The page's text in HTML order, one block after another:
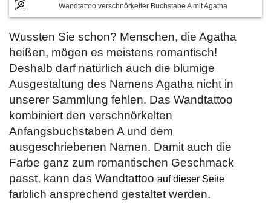
Wandtattoo verschnörkelter Buchstabe A mit Agatha
Wussten Sie schon? Menschen, die Agatha
heißen, mögen es meistens romantisch!
Deshalb darf natürlich auch die blumige
Ausgestaltung des Namens Agatha nicht in
unserer Sammlung fehlen. Das Wandtattoo
kombiniert den verschnörkelten
Anfangsbuchstaben A und dem
ausgeschriebenen Namen. Damit auch die
Farbe ganz zum romantischen Geschmack
passt, kann das Wandtattoo auf dieser Seite
farblich ansprechend gestaltet werden.